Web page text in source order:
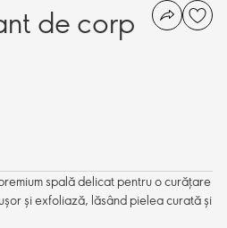
de corp
spală delicat pentru o curățare
și exfoliază, lăsând pielea curată și